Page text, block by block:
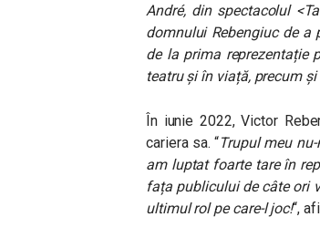
André, din spectacolul
domnului Rebengiuc de
de la prima reprezentație
teatru și în viață, precum
În iunie 2022, Victor
cariera sa. “Trupul meu
am luptat foarte tare în
fața publicului de câte ori
ultimul rol pe care-l joc!“,